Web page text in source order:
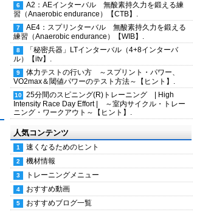
A2：AEインターバル 無酸素持久力を鍛える練
習（Anaerobic endurance）【CTB】.
AE4：スプリンターバル 無酸素持久力を鍛える
練習（Anaerobic endurance）【WIB】.
「秘密兵器」LTインターバル（4+8インターバ
ル）【itv】.
体力テストの行い方 ～スプリント・パワー、
VO2max＆閾値パワーのテスト方法～【ヒント】.
25分間のスピニング(R)トレーニング | High
Intensity Race Day Effort | ～室内サイクル・トレー
ニング・ワークアウト～【ヒント】.
人気コンテンツ
速くなるためのヒント
機材情報
トレーニングメニュー
おすすめ動画
おすすめブログ一覧